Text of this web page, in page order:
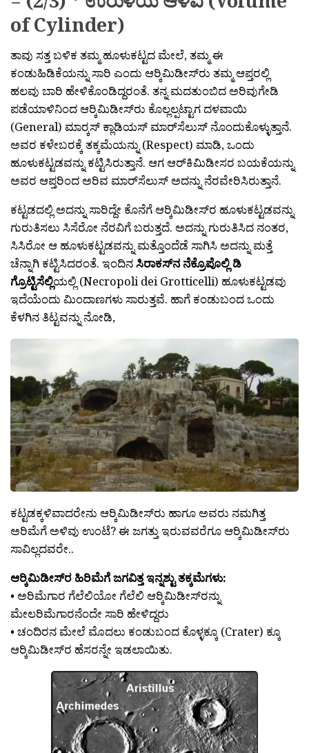
of Cylinder)
ತಾವು ಸತ್ತ ಬಳಿಕ ತಮ್ಮ ಹೂಳುಕಟ್ಟದ ಮೇಲೆ, ತಮ್ಮ ಈ
ಕಂಡುಹಿಡಿಕೆಯನ್ನು ಸಾರಿ ಎಂದು ಆರ‍್ಕಿಮಿಡೀಸ್‍ರು ತಮ್ಮ ಆಪ್ತರಲ್ಲಿ
ಹಲವು ಬಾರಿ ಹೇಳಿಕೊಂಡಿದ್ದರಂತೆ. ತನ್ನ ಮದತುಂಬಿದ ಅರಿವುಗೇಡಿ
ಪಡೆಯಾಳಿನಿಂದ ಆರ‍್ಕಿಮಿಡೀಸ್‍ರು ಕೊಲ್ಲಲ್ಪಟ್ಟಾಗ ದಳವಾಯಿ
(General) ಮಾರ‍್ಕಸ್ ಕ್ಲಾಡಿಯಸ್ ಮಾರ‍್‌ಸೆಲುಸ್ ನೊಂದುಕೊಳ್ಳುತ್ತಾನೆ.
ಅವರ ಕಳೇಬರಕ್ಕೆ ತಕ್ಕಮೆಯನ್ನು (Respect) ಮಾಡಿ, ಒಂದು
ಹೂಳುಕಟ್ಟಡವನ್ನು ಕಟ್ಟಿಸಿರುತ್ತಾನೆ. ಆಗ ಆರ‍್‌ಕಿಮಿಡೀಸರ ಬಯಕೆಯನ್ನು
ಅವರ ಆಪ್ತರಿಂದ ಅರಿವ ಮಾರ‍್‌ಸೆಲುಸ್ ಅದನ್ನು ನೆರವೇರಿಸಿರುತ್ತಾನೆ.
ಕಟ್ಟಡದಲ್ಲಿ ಅದನ್ನು ಸಾರಿದ್ದೇ ಕೊನೆಗೆ ಆರ‍್ಕಿಮಿಡೀಸ್‍ರ ಹೂಳುಕಟ್ಟಡವನ್ನು
ಗುರುತಿಸಲು ಸಿಸೆರೋ ನೆರವಿಗೆ ಬರುತ್ತದೆ. ಅದನ್ನು ಗುರುತಿಸಿದ ನಂತರ,
ಸಿಸಿರೋ ಆ ಹೂಳುಕಟ್ಟಡವನ್ನು ಮತ್ತೊಂದೆಡೆ ಸಾಗಿಸಿ ಅದನ್ನು ಮತ್ತೆ
ಚೆನ್ನಾಗಿ ಕಟ್ಟಿಸಿದರಂತೆ. ಇಂದಿನಸಿರಾಕಸ್‌ನ ನೆಕ್ರೊಪೊಲ್ಲಿ ಡಿ
ಗ್ರೊಟ್ಟಿಸೆಲ್ಲಿಯಲ್ಲಿ (Necropoli dei Grotticelli) ಹೂಳುಕಟ್ಟಡವು
ಇದೆಯೆಂದು ಮಿಂದಾಣಗಳು ಸಾರುತ್ತವೆ. ಹಾಗೆ ಕಂಡುಬಂದ ಒಂದು
ಕೆಳಗಿನ ತಿಟ್ಟವನ್ನು ನೋಡಿ,
ಕಟ್ಟಡಕ್ಕಳಿವಾದರೇನು ಆರ‍್ಕಿಮಿಡೀಸ್‍ರು ಹಾಗೂ ಅವರು ನಮಗಿತ್ತ
ಅರಿಮೆಗೆ ಅಳಿವು ಉಂಟೆ? ಈ ಜಗತ್ತು ಇರುವವರೆಗೂ ಆರ‍್ಕಿಮಿಡೀಸ್‍ರು
ಸಾವಿಲ್ಲದವರೇ..
ಆರ‍್ಕಿಮಿಡೀಸ್‍ರ ಹಿರಿಮೆಗೆ ಜಗವಿತ್ತ ಇನ್ನಶ್ಟು ತಕ್ಕಮೆಗಳು:
• ಅರಿಮೆಗಾರ ಗೆಲೆಲಿಯೋ ಗೆಲೆಲಿ ಆರ‍್ಕಿಮಿಡೀಸ್‍ರನ್ನು
ಮೇಲರಿಮೆಗಾರನೆಂದೇ ಸಾರಿ ಹೇಳಿದ್ದರು
• ಚಂದಿರನ ಮೇಲೆ ಮೊದಲು ಕಂಡುಬಂದ ಕೊಳ್ಳಕ್ಕೂ (Crater) ಕ್ಕೂ
ಆರ‍್ಕಿಮಿಡೀಸ್‍ರ ಹೆಸರನ್ನೇ ಇಡಲಾಯಿತು.